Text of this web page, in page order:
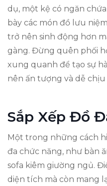
dụ, một kệ có ngăn
bày các món đồ lưu
trở nên sinh động hơn
gàng. Đừng quên phối
xung quanh để tạo sự
nên ấn tượng và dễ chịu
Sắp Xếp Đồ
Một trong những cách
đa chức năng, như bàn
sofa kiêm giường ngủ.
diện tích mà còn mang